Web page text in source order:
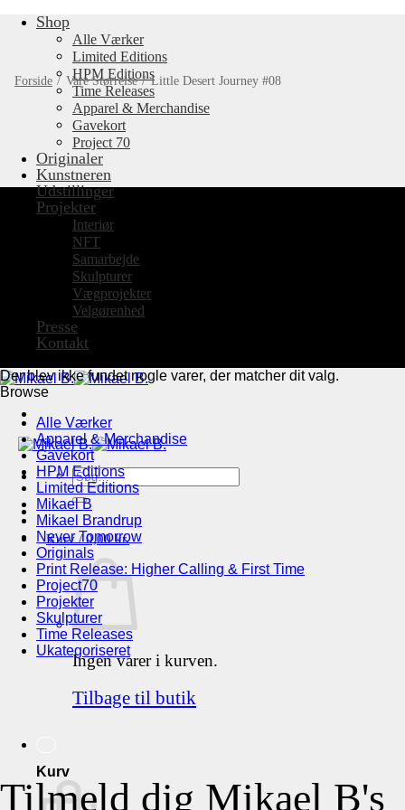
FortsætShop
Alle Værker
Limited Editions
HPM Editions
Time Releases
Apparel & Merchandise
Gavekort
Project 70
Originaler
Kunstneren
Udstillinger
Projekter
Interiør
NFT
Samarbejde
Skulpturer
Vægprojekter
Velgørenhed
Presse
Kontakt
Søg
efter:
Kurv /0,00kr.
Ingen varer i kurven.
Tilbage til butik
Kurv
Forside / Vare Størrelse/Little Desert Journey #08
Der blev ikke fundet nogle varer, der matcher dit valg.
Browse
Alle Værker
Apparel & Merchandise
Gavekort
HPM Editions
Limited Editions
Mikael B
Mikael Brandrup
Never Tomorrow
Originals
Print Release: Higher Calling & First Time
Project70
Projekter
Skulpturer
Time Releases
Ukategoriseret
Tilmeld dig Mikael B's